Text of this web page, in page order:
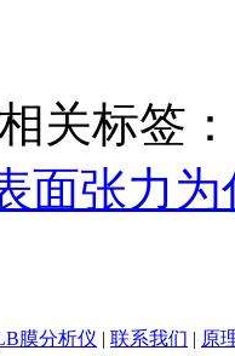
关标签：
面张力
膜分析仪 | 联系我们 | 原